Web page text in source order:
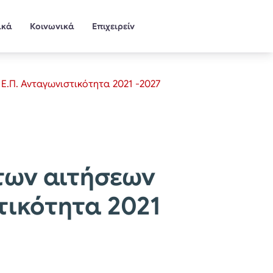
Κοινωνικά Επιχειρείν
Ανταγωνιστικότητα 2021 -2027
αιτήσεων
2021